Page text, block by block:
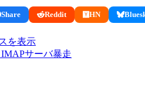
Share Reddit HN
を表示
IMAPサーバ暴走